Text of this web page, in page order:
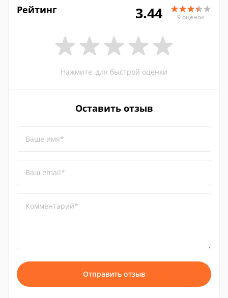
Рейтинг 3.44 9 оценок
Нажмите, для быстрой оценки
Оставить отзыв
Ваше имя*
Ваш email*
Комментарий*
Отправить отзыв